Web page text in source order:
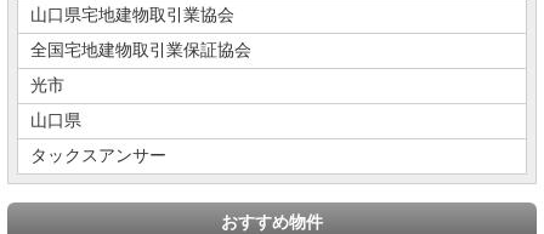
山口県宅地建物取引業協会
全国宅地建物取引業保証協会
光市
山口県
タックスアンサー
おすすめ物件